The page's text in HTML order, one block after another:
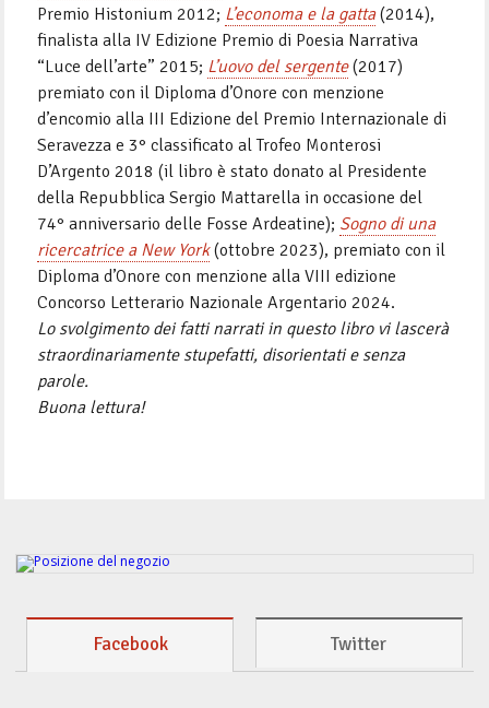
Premio Histonium 2012; L’economa e la gatta(2014),
finalista alla IV Edizione Premio di Poesia Narrativa
“Luce dell’arte” 2015; L’uovo del sergente(2017)
premiato con il Diploma d’Onore con menzione
d’encomio alla III Edizione del Premio Internazionale di
Seravezza e 3° classificato al Trofeo Monterosi
D’Argento 2018 (il libro è stato donato al Presidente
della Repubblica Sergio Mattarella in occasione del
74° anniversario delle Fosse Ardeatine); Sogno di una
ricercatrice a New York(ottobre 2023), premiato con il
Diploma d’Onore con menzione alla VIII edizione
Concorso Letterario Nazionale Argentario 2024.
Lo svolgimento dei fatti narrati in questo libro vi lascerà
straordinariamente stupefatti, disorientati e senza
parole.
Buona lettura!
Facebook Twitter